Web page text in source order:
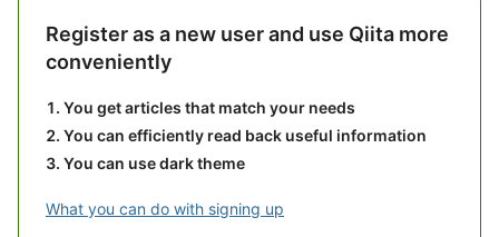
Register as a new user and use Qiita more
conveniently
You get articles that match your needs
You can efficiently read back useful information
You can use dark theme
What you can do with signing up